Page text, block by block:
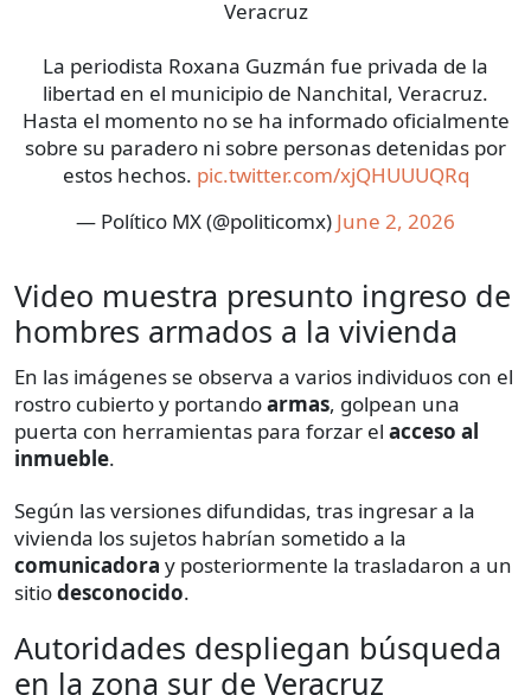
Veracruz
La periodista Roxana Guzmán fue privada de la
libertad en el municipio de Nanchital, Veracruz.
Hasta el momento no se ha informado oficialmente
sobre su paradero ni sobre personas detenidas por
estos hechos. pic.twitter.com/xjQHUUUQRq
— Político MX (@politicomx) June 2, 2026
Video muestra presunto ingreso de
hombres armados a la vivienda
En las imágenes se observa a varios individuos con el
rostro cubierto y portandoarmas, golpean una
puerta con herramientas para forzar el acceso al
inmueble.
Según las versiones difundidas, tras ingresar a la
vivienda los sujetos habrían sometido a la
comunicadora y posteriormente la trasladaron a un
sitiodesconocido.
Autoridades despliegan búsqueda
en la zona sur de Veracruz